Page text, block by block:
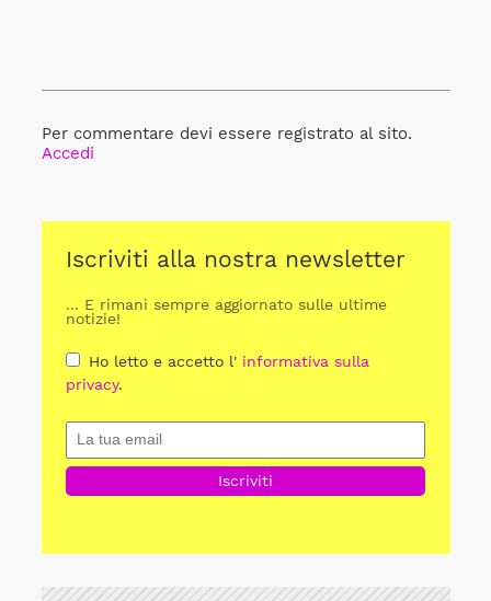
Per commentare devi essere registrato al sito.
Accedi
Iscriviti alla nostra newsletter
... E rimani sempre aggiornato sulle ultime
notizie!
Ho letto e accetto l' informativa sulla
privacy.